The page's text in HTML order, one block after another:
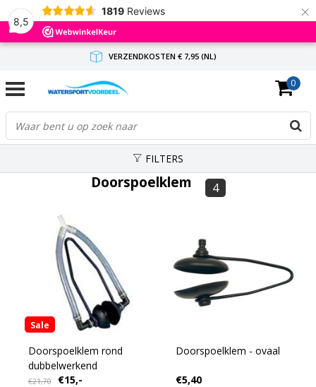
8,5
1819 Reviews ×
VERZENDKOSTEN € 7,95 (NL)
GRATIS VERZENDING(NL) VANAF € 65,-
BINNEN 1-3 WERKDAGEN ANTWOORD
0
FILTERS
Doorspoelklem 4
Sale
Doorspoelklem rond
dubbelwerkend
€21,70 €15,-
Doorspoelklem - ovaal
€5,40